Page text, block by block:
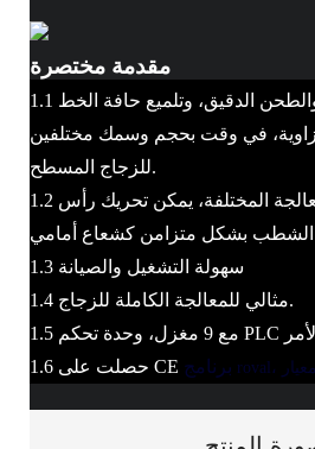
مقدمة مختصرة
1.1 أكمل الطحن الخشن، والطحن الدقيق، وتلميع حافة الخط
في وقت بحجم وسمك مختلفين
للزجاج المسطح.
1.2 عند ضبط سمك المعالجة المختلفة، يمكن تحريك رأس
1.3 سهولة التشغيل والصيانة
1.4 مثالي للمعالجة الكاملة للزجاج.
1.6 حصلت على CE